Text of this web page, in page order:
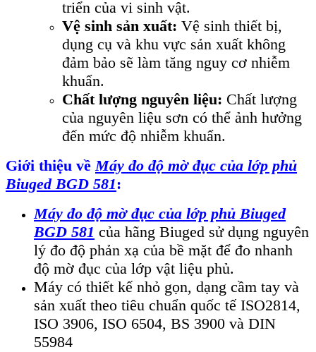
triển của vi sinh vật.
Vệ sinh sản xuất: Vệ sinh thiết bị,
dụng cụ và khu vực sản xuất không
đảm bảo sẽ làm tăng nguy cơ nhiễm
khuẩn.
Chất lượng nguyên liệu: Chất lượng
của nguyên liệu sơn có thể ảnh hưởng
đến mức độ nhiễm khuẩn.
Giới thiệu vềMáy đo độ mờ đục của lớp phủ
Biuged BGD 581:
Máy đo độ mờ đục của lớp phủ Biuged
BGD 581 của hãng Biuged sử dụng nguyên
lý đo độ phản xạ của bề mặt để đo nhanh
độ mờ đục của lớp vật liệu phủ.
Máy có thiết kế nhỏ gọn, dạng cầm tay và
sản xuất theo tiêu chuẩn quốc tế ISO2814,
ISO 3906, ISO 6504, BS 3900 và DIN
55984